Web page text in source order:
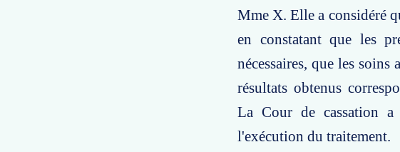
Mme X. Elle a considéré
en constatant que les
nécessaires, que les soins
résultats obtenus
La Cour de cassation
l'exécution du traitement.